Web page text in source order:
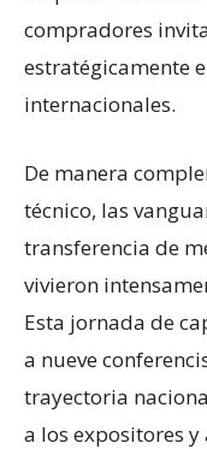
compradores
estratégicamente
internacionales.
De manera
técnico, las
transferencia de
vivieron
Esta jornada de
a nueve
trayectoria
a los expositores y